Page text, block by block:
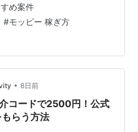
イ活初心者でも気軽に取り
生にもおすすめな無料案件
イパ抜群のお手軽アプリ案
比較的利用しやすいものを
ので、ぜひ参考にしてくだ
め案件
#モッピー 稼ぎ方
• 8日前
コードで2500円！公式
らう方法